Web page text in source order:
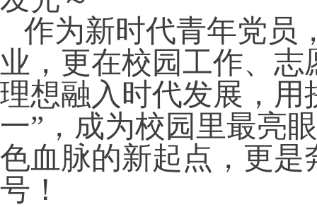
作为新时代青年党员
业，更在校园工作、
理想融入时代发展，用
一”，成为校园里最亮
色血脉的新起点，更
号！